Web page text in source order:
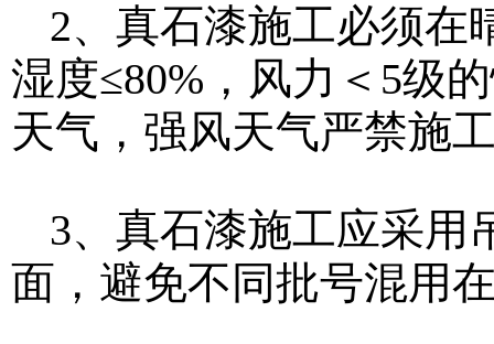
2、真石漆施工必须
湿度≤80%，风力＜5级
天气，强风天气严禁施
3、真石漆施工应采用
面，避免不同批号混用